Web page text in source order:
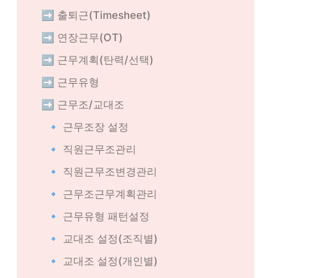
➡️ 출퇴근(Timesheet)
➡️ 연장근무(OT)
➡️ 근무계획(탄력/선택)
➡️ 근무유형
➡️ 근무조/교대조
🔹 근무조장 설정
🔹 직원근무조관리
🔹 직원근무조변경관리
🔹 근무조근무계획관리
🔹 근무유형 패턴설정
🔹 교대조 설정(조직별)
🔹 교대조 설정(개인별)